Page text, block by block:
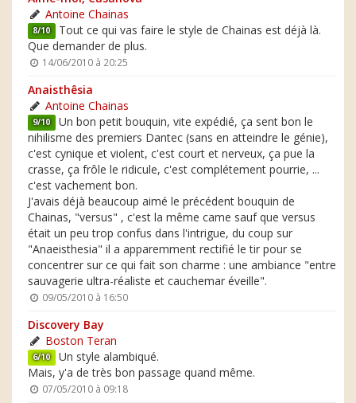
Antoine Chainas
8/10 Tout ce qui vas faire le style de Chainas est déjà là.
Que demander de plus.
14/06/2010 à 20:25
Anaisthêsia
Antoine Chainas
9/10 Un bon petit bouquin, vite expédié, ça sent bon le
nihilisme des premiers Dantec (sans en atteindre le génie),
c'est cynique et violent, c'est court et nerveux, ça pue la
crasse, ça frôle le ridicule, c'est complétement pourrie, ...
c'est vachement bon.
J'avais déjà beaucoup aimé le précédent bouquin de
Chainas, "versus" , c'est la même came sauf que versus
était un peu trop confus dans l'intrigue, du coup sur
"Anaeisthesia" il a apparemment rectifié le tir pour se
concentrer sur ce qui fait son charme : une ambiance "entre
sauvagerie ultra-réaliste et cauchemar éveille".
09/05/2010 à 16:50
Discovery Bay
Boston Teran
6/10 Un style alambiqué.
Mais, y'a de très bon passage quand même.
07/05/2010 à 09:18